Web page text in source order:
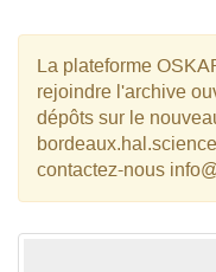
La plateforme
rejoindre l'archive
dépôts sur le
contactez-nous